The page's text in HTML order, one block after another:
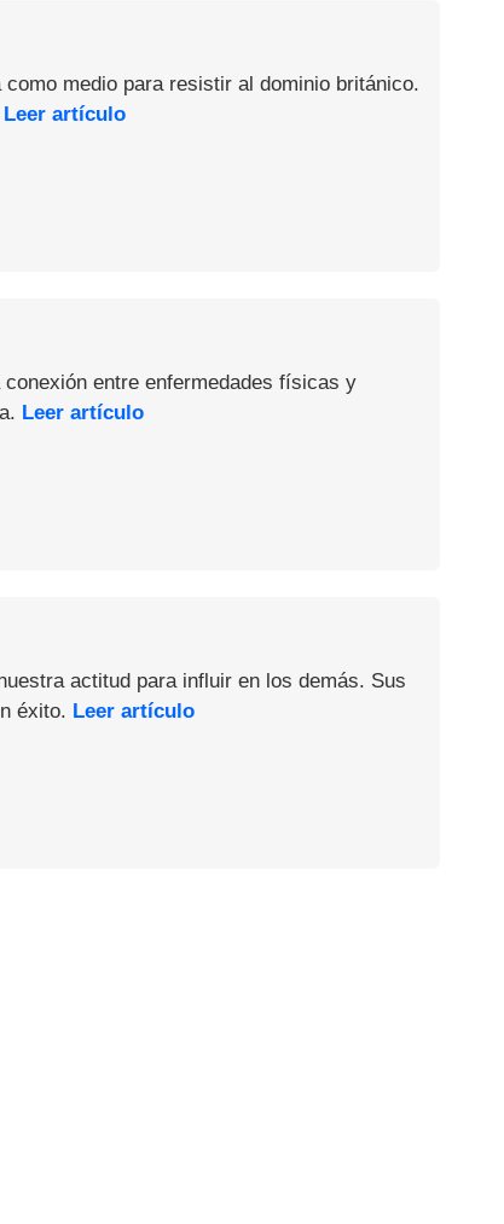
medio para resistir al dominio británico.
Leer artículo
entre enfermedades físicas y
Leer artículo
actitud para influir en los demás. Sus
éxito. Leer artículo